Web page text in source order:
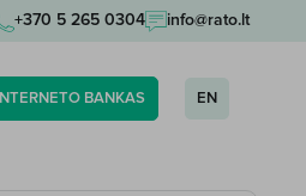
+370 5 265 0304 info@rato.lt
INTERNETO BANKAS EN